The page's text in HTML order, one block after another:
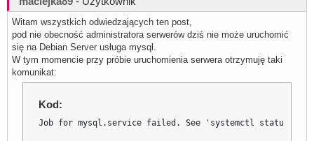
Witam wszystkich odwiedzających ten post,
pod nie obecność administratora serwerów dziś nie może uruchomić
się na Debian Server usługa mysql.
W tym momencie przy próbie uruchomienia serwera otrzymuję taki
komunikat:
Kod:
Job for mysql.service failed. See 'systemctl status